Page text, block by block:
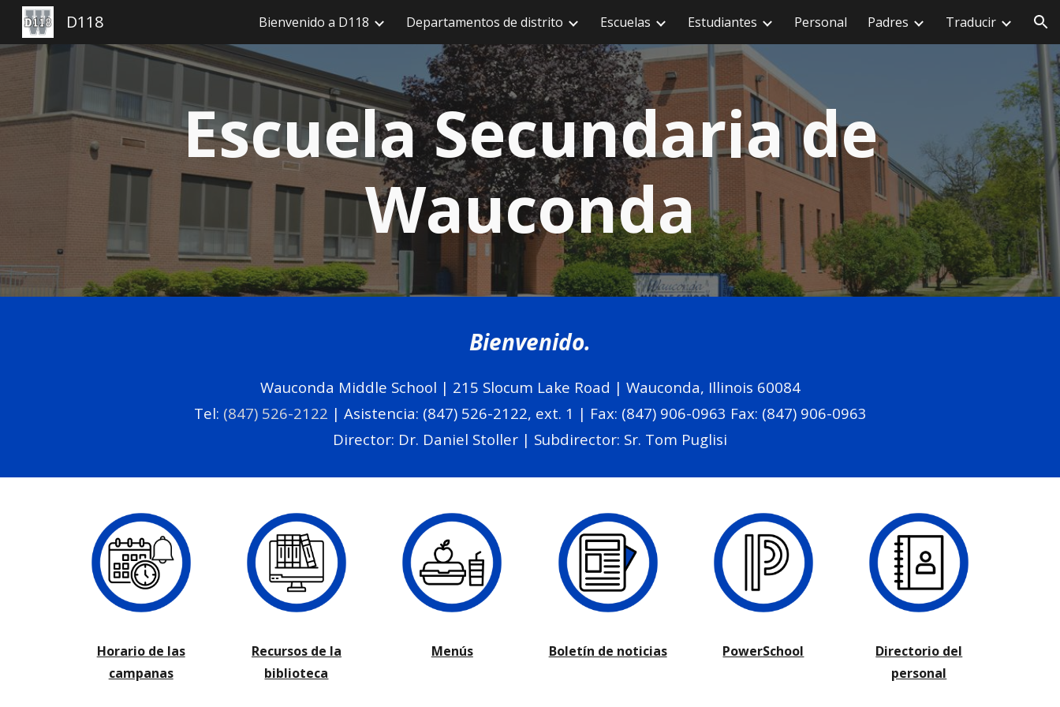
Ir al contenido principal Saltar a la navegación
D118 Bienvenido a D118 Departamentos de distrito Escuelas Estudiantes Personal Padres Traducir
Escuela Secundaria de
Wauconda
Bienvenido.
Wauconda Middle School | 215 Slocum Lake Road | Wauconda, Illinois 60084
Tel: (847) 526-2122 | Asistencia: (847) 526-2122, ext. 1 | Fax: (847) 906-0963 Fax: (847) 906-0963
Director: Dr. Daniel Stoller | Subdirector: Sr. Tom Puglisi
Horario de las
campanas
Recursos de la
biblioteca
Menús Boletín de noticias PowerSchool
Directorio del
personal